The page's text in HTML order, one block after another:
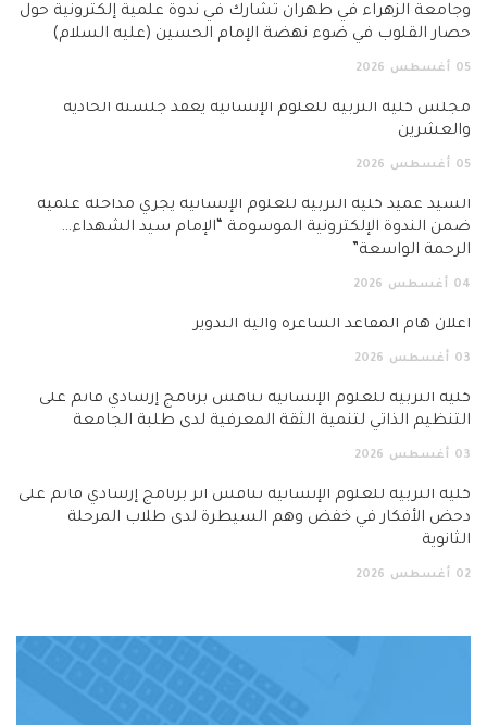
وجامعة الزهراء في طهران تشارك في ندوة علمية إلكترونية حول
حصار القلوب في ضوء نهضة الإمام الحسين (عليه السلام)
05 أغسطس 2026
مجلس كلية التربية للعلوم الإنسانية يعقد جلسته الحادية
والعشرين
05 أغسطس 2026
السيد عميد كلية التربية للعلوم الإنسانية يجري مداخلة علمية
ضمن الندوة الإلكترونية الموسومة “الإمام سيد الشهداء…
الرحمة الواسعة”
04 أغسطس 2026
اعلان هام المقاعد الشاغرة وآلية التدوير
03 أغسطس 2026
كلية التربية للعلوم الإنسانية تناقش برنامج إرشادي قائم على
التنظيم الذاتي لتنمية الثقة المعرفية لدى طلبة الجامعة
03 أغسطس 2026
كلية التربية للعلوم الإنسانية تناقش أثر برنامج إرشادي قائم على
دحض الأفكار في خفض وهم السيطرة لدى طلاب المرحلة
الثانوية
02 أغسطس 2026